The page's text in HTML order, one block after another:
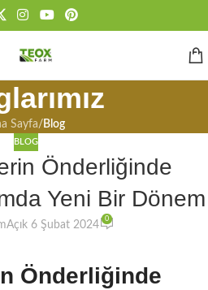
Sayfa/ Blog
BLOG
Önderliğinde
Yeni Bir Dönem
Açık 6 Şubat 2024
0
Önderliğinde